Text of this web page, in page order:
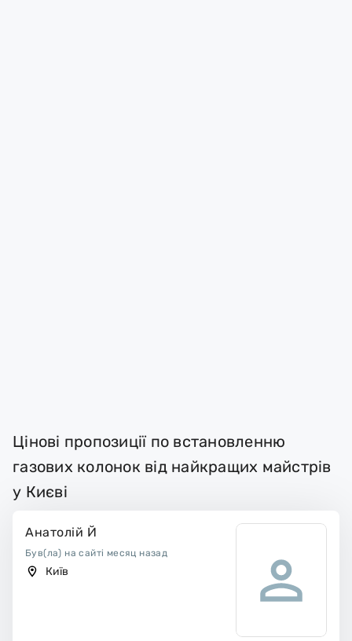
Цінові пропозиції по встановленню
газових колонок від найкращих майстрів
у Києві
Анатолій Й
Був(ла) на сайті месяц назад
Київ